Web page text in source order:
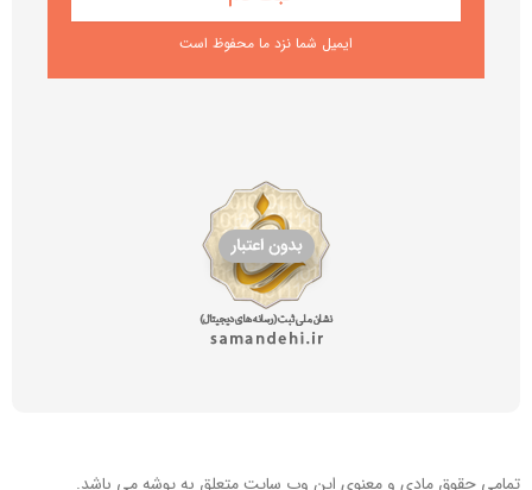
ایمیل شما نزد ما محفوظ است
تمامی حقوق مادی و معنوی این وب سایتمتعلق به پوشه می باشد.